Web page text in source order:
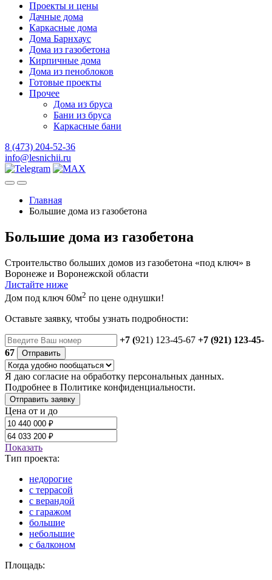
Проекты и цены
Дачные дома
Каркасные дома
Дома Барнхаус
Дома из газобетона
Кирпичные дома
Дома из пеноблоков
Готовые проекты
Прочее
Дома из бруса
Бани из бруса
Каркасные бани
8 (473) 204-52-36
info@lesnichii.ru
Главная
Большие дома из газобетона
Большие дома из газобетона
Строительство больших домов из газобетона «под ключ» в
Воронеже и Воронежской области
Листайте ниже
Дом под ключ 60м2 по цене однушки!
Оставьте заявку, чтобы узнать подробности:
+7 (921) 123-45-67 +7 (921) 123-45-
67
Отправить
Я даю согласие на обработку персональных данных.
Подробнее в Политике конфиденциальности.
Отправить заявку
Цена от и до
Показать
Тип проекта:
недорогие
с террасой
с верандой
с гаражом
большие
небольшие
с балконом
Площадь: